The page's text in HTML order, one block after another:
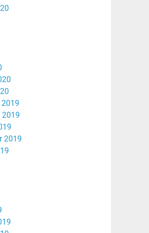
2019
2019
2019